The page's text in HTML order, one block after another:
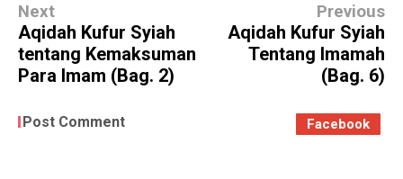
Next
Aqidah Kufur Syiah
tentang Kemaksuman
Para Imam (Bag. 2)
Previous
Aqidah Kufur Syiah
Tentang Imamah
(Bag. 6)
Post Comment Facebook